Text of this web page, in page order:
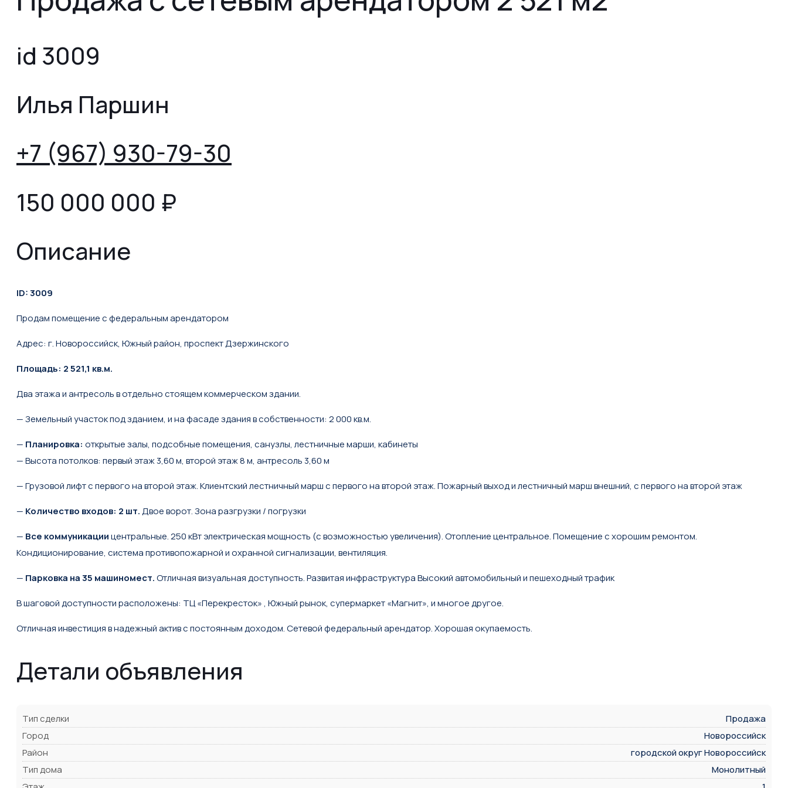
id 3009
Илья Паршин
+7 (967) 930-79-30
150 000 000 ₽
Описание
ID: 3009
Продам помещение с федеральным арендатором
Адрес: г. Новороссийск, Южный район, проспект Дзержинского
Площадь: 2 521,1 кв.м.
Два этажа и антресоль в отдельно стоящем коммерческом здании.
— Земельный участок под зданием, и на фасаде здания в собственности: 2 000 кв.м.
— Планировка: открытые залы, подсобные помещения, санузлы, лестничные марши, кабинеты
— Высота потолков: первый этаж 3,60 м, второй этаж 8 м, антресоль 3,60 м
— Грузовой лифт с первого на второй этаж. Клиентский лестничный марш с первого на второй этаж. Пожарный выход и лестничный марш внешний, с первого на второй этаж
— Количество входов: 2 шт.Двое ворот. Зона разгрузки / погрузки
— Все коммуникациицентральные. 250 кВт электрическая мощность (с возможностью увеличения). Отопление центральное. Помещение с хорошим ремонтом.
Кондиционирование, система противопожарной и охранной сигнализации, вентиляция.
— Парковка на 35 машиномест.Отличная визуальная доступность. Развитая инфраструктура Высокий автомобильный и пешеходный трафик
В шаговой доступности расположены: ТЦ «Перекресток» , Южный рынок, супермаркет «Магнит», и многое другое.
Отличная инвестиция в надежный актив с постоянным доходом. Сетевой федеральный арендатор. Хорошая окупаемость.
Детали объявления
Тип сделки
Продажа
Город
Новороссийск
Район
городской округ Новороссийск
Тип дома
Монолитный